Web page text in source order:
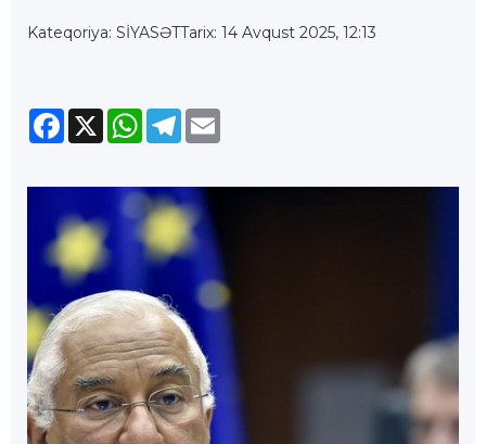
Kateqoriya: SİYASƏTTarix: 14 Avqust 2025, 12:13
Facebook
X WhatsApp
Telegram